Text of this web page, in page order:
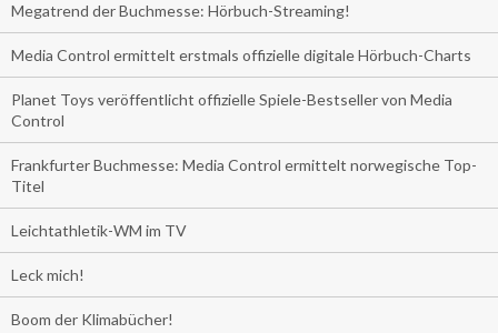
Megatrend der Buchmesse: Hörbuch-Streaming!
Media Control ermittelt erstmals offizielle digitale Hörbuch-Charts
Planet Toys veröffentlicht offizielle Spiele-Bestseller von Media
Control
Frankfurter Buchmesse: Media Control ermittelt norwegische Top-
Titel
Leichtathletik-WM im TV
Leck mich!
Boom der Klimabücher!